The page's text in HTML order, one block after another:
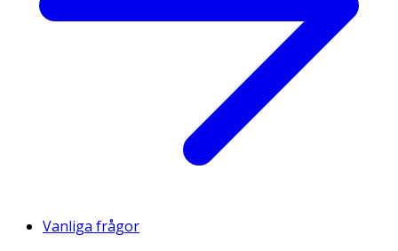
Vanliga frågor